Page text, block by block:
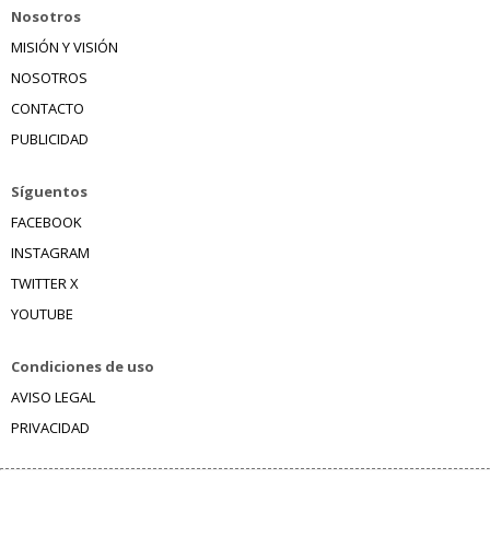
Nosotros
MISIÓN Y VISIÓN
NOSOTROS
CONTACTO
PUBLICIDAD
Síguentos
FACEBOOK
INSTAGRAM
TWITTER X
YOUTUBE
Condiciones de uso
AVISO LEGAL
PRIVACIDAD